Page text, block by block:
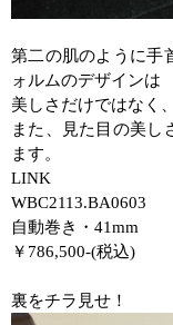
第二の肌のように手
ォルムのデザインは
美しさだけではなく
また、見た目の美し
ます。
LINK
WBC2113.BA0603
自動巻き・ 41mm
￥ 786,500-(税込)
裏をチラ見せ！